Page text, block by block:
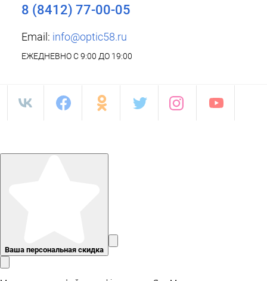
8 (8412) 77-00-05
Email: info@optic58.ru
ЕЖЕДНЕВНО С 9:00 ДО 19:00
Ваша персональная скидка